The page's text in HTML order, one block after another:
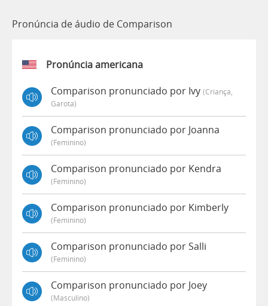
Pronúncia de áudio de Comparison
Pronúncia americana
Comparison pronunciado por Ivy (criança,
Garota)
Comparison pronunciado por Joanna
(feminino)
Comparison pronunciado por Kendra
(feminino)
Comparison pronunciado por Kimberly
(feminino)
Comparison pronunciado por Salli
(feminino)
Comparison pronunciado por Joey
(masculino)